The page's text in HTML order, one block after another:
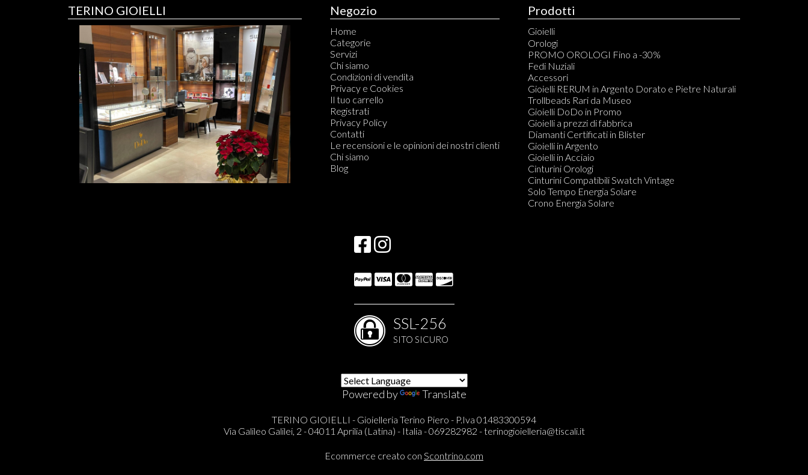
TERINO GIOIELLI Negozio
Home
Categorie
Servizi
Chi siamo
Condizioni di vendita
Privacy e Cookies
Il tuo carrello
Registrati
Privacy Policy
Contatti
Le recensioni e le opinioni dei nostri clienti
Chi siamo
Blog
Prodotti
Gioielli
Anelli
Bracciali
Cavigliere
Ciondoli
Collane
Componenti per Bracciali, Collane, Orecchini e Anelli
Fedine
Orecchini
Diamanti in Blister
DoDo KIT PULIZIA GIOIELLI
Orologi
PROMO OROLOGI Fino a -30%
Fedi Nuziali
Accessori
Gioielli RERUM in Argento Dorato e Pietre Naturali
Trollbeads Rari da Museo
Gioielli DoDo in Promo
Gioielli a prezzi di fabbrica
Diamanti Certificati in Blister
Gioielli in Argento
Gioielli in Acciaio
Cinturini Orologi
Cinturini Compatibili Swatch Vintage
Solo Tempo Energia Solare
Crono Energia Solare
SSL-256
SITO SICURO
Powered by Translate
TERINO GIOIELLI - Gioielleria Terino Piero - P.Iva 01483300594
Via Galileo Galilei, 2 - 04011 Aprilia (Latina) - Italia - 069282982 -terinogioielleria@tiscali.it
Ecommerce creato con Scontrino.com